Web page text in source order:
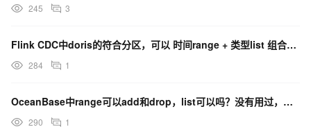
245 3
Flink CDC中doris的符合分区，可以 时间range + 类型list 组合分区吗？
284 1
OceanBase中range可以add和drop，list可以吗？没有用过，建好以后可以添加吗？确
290 1